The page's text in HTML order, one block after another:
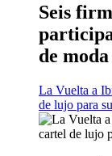
Seis
de
La Vuelta a
de lujo para